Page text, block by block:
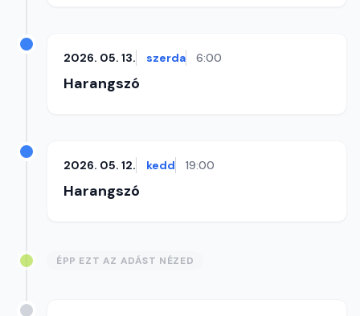
2026. 05. 13. szerda 6:00
Harangszó
2026. 05. 12. kedd 19:00
Harangszó
ÉPP EZT AZ ADÁST NÉZED